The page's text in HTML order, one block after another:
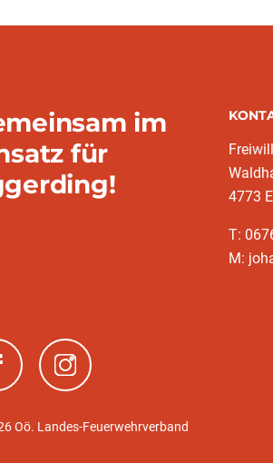
im
für
4773
T:
M:
Fenster)(neues Fenster)
Oö. Landes-Feuerwehrverband